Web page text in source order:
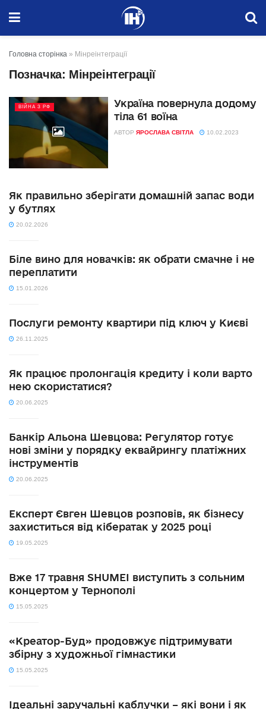
Головна сторінка » Мінреінтеграції
Позначка: Мінреінтеграції
ВІЙНА З РФ
Україна повернула додому
тіла 61 воїна
АВТОР ЯРОСЛАВА СВІТЛА 10.02.2023
Як правильно зберігати домашній запас води
у бутлях
20.02.2026
Біле вино для новачків: як обрати смачне і не
переплатити
15.01.2026
Послуги ремонту квартири під ключ у Києві
26.11.2025
Як працює пролонгація кредиту і коли варто
нею скористатися?
20.06.2025
Банкір Альона Шевцова: Регулятор готує
нові зміни у порядку еквайрингу платіжних
інструментів
20.06.2025
Експерт Євген Шевцов розповів, як бізнесу
захиститься від кібератак у 2025 році
19.05.2025
Вже 17 травня SHUMEI виступить з сольним
концертом у Тернополі
15.05.2025
«Креатор-Буд» продовжує підтримувати
збірну з художньої гімнастики
15.05.2025
Ідеальні заручальні каблучки – які вони і як